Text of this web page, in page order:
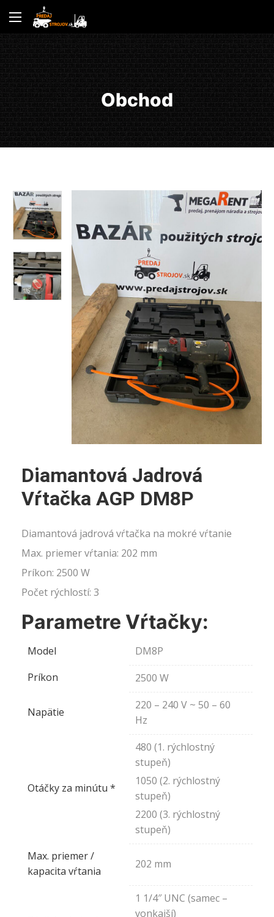
Obchod
Diamantová Jadrová
Vŕtačka AGP DM8P
Diamantová jadrová vŕtačka na mokré vŕtanie
Max. priemer vŕtania: 202 mm
Príkon: 2500 W
Počet rýchlostí: 3
Parametre Vŕtačky:
Model
DM8P
Príkon
2500 W
Napätie
220 – 240 V ~ 50 – 60
Hz
Otáčky za minútu *
480 (1. rýchlostný
stupeň)
1050 (2. rýchlostný
stupeň)
2200 (3. rýchlostný
stupeň)
Max. priemer /
kapacita vŕtania
202 mm
1 1/4″ UNC (samec –
vonkajší)